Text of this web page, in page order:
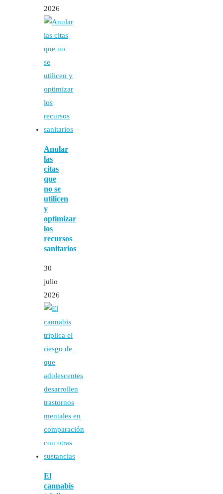
2026
Anular
las
citas
que
no se
utilicen
y
optimizar
los
recursos
sanitarios
30
julio
2026
El
cannabis